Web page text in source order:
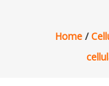
électroniqueHome/